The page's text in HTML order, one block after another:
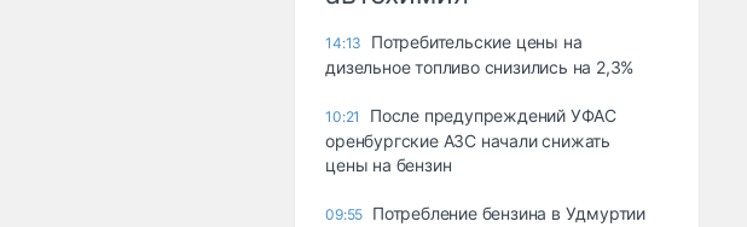
14:13
Потребительские цены на
дизельное топливо снизились на 2,3%
10:21
После предупреждений УФАС
оренбургские АЗС начали снижать
цены на бензин
09:55 Потребление бензина в Удмуртии